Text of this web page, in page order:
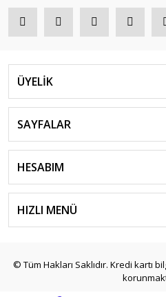
ÜYELİK
SAYFALAR
HESABIM
HIZLI MENÜ
© Tüm Hakları Saklıdır. Kredi kartı